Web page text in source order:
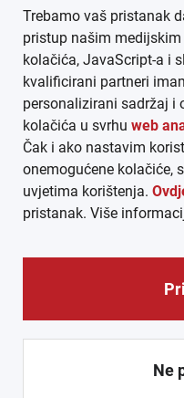
© CROEXPRESS │
Trebamo vaš pristanak
pristup našim
kolačića, JavaScript-a i
kvalificirani partneri
personalizirani sadržaj i
kolačića u svrhu web
Čak i ako nastavim
onemogućene kolačiće,
uvjetima korištenja.
pristanak. Više
Ne